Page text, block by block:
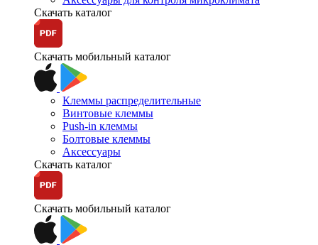
Скачать каталог
Скачать мобильный каталог
Клеммы распределительные
Винтовые клеммы
Push-in клеммы
Болтовые клеммы
Аксессуары
Скачать каталог
Скачать мобильный каталог